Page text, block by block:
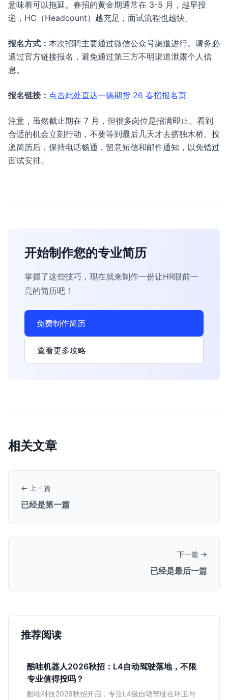
意味着可以拖延。春招的黄金期通常在 3-5 月，越早投
递，HC（Headcount）越充足，面试流程也越快。
报名方式： 本次招聘主要通过微信公众号渠道进行。请务必
通过官方链接报名，避免通过第三方不明渠道泄露个人信
息。
报名链接： 点击此处直达一德期货 26 春招报名页
注意，虽然截止期在 7 月，但很多岗位是招满即止。看到
合适的机会立刻行动，不要等到最后几天才去挤独木桥。投
递简历后，保持电话畅通，留意短信和邮件通知，以免错过
面试安排。
开始制作您的专业简历
掌握了这些技巧，现在就来制作一份让HR眼前一
亮的简历吧！
免费制作简历
查看更多攻略
相关文章
← 上一篇
已经是第一篇
下一篇 →
已经是最后一篇
推荐阅读
酷哇机器人2026秋招：L4自动驾驶落地，不限
专业值得投吗？
酷哇科技2026秋招开启，专注L4级自动驾驶在环卫与